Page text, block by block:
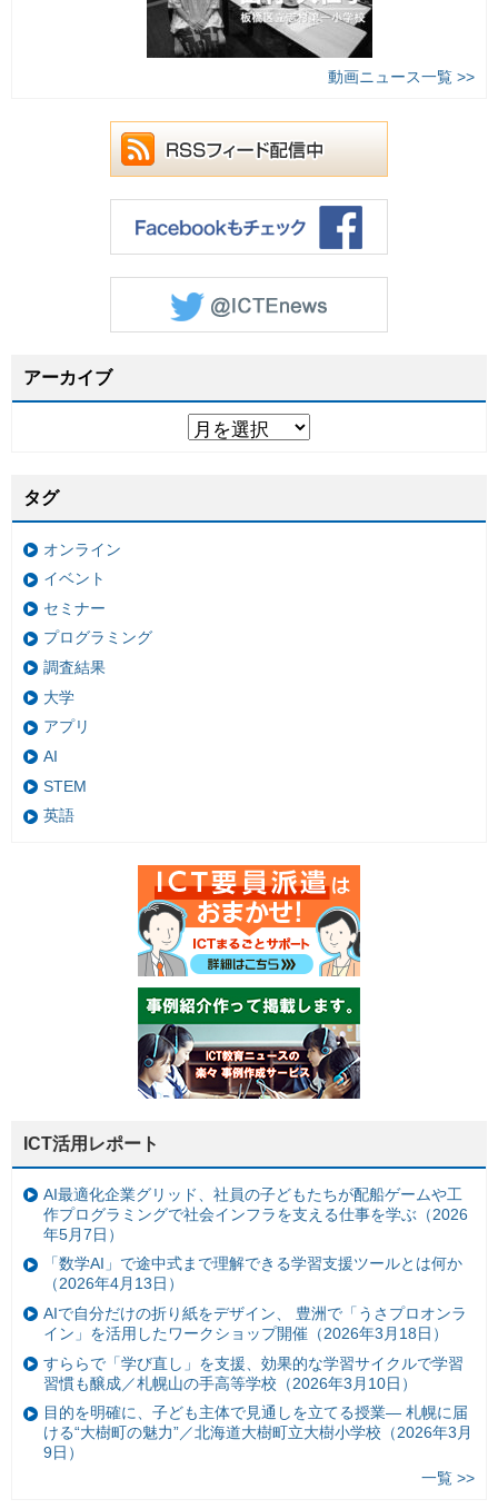
動画ニュース一覧 >>
アーカイブ
タグ
オンライン
イベント
セミナー
プログラミング
調査結果
大学
アプリ
AI
STEM
英語
ICT活用レポート
AI最適化企業グリッド、社員の子どもたちが配船ゲームや工
作プログラミングで社会インフラを支える仕事を学ぶ（2026
年5月7日）
「数学AI」で途中式まで理解できる学習支援ツールとは何か
（2026年4月13日）
AIで自分だけの折り紙をデザイン、 豊洲で「うさプロオンラ
イン」を活用したワークショップ開催（2026年3月18日）
すららで「学び直し」を支援、効果的な学習サイクルで学習
習慣も醸成／札幌山の手高等学校（2026年3月10日）
目的を明確に、子ども主体で見通しを立てる授業— 札幌に届
ける“大樹町の魅力”／北海道大樹町立大樹小学校（2026年3月
9日）
一覧 >>